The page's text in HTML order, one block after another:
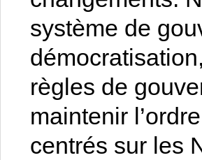
système de
règles de
maintenir
centrés sur les